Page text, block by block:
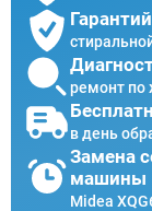
ремонт по
в день
Замена
машины
Midea